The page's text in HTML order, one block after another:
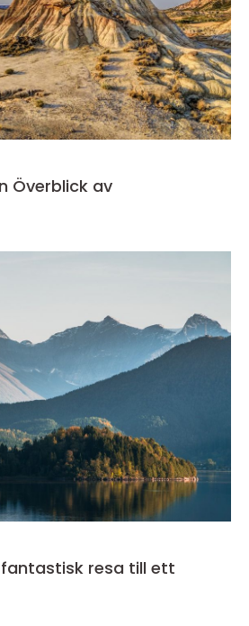
Överblick av
fantastisk resa till ett